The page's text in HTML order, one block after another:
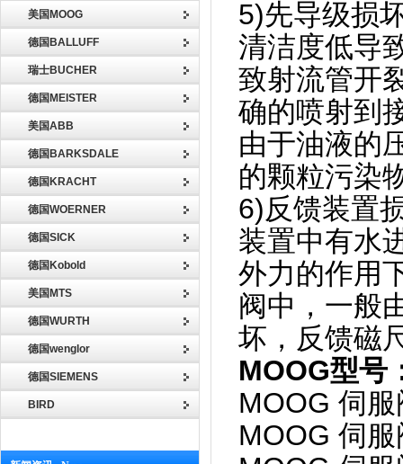
美国MOOG
德国BALLUFF
瑞士BUCHER
德国MEISTER
美国ABB
德国BARKSDALE
德国KRACHT
德国WOERNER
德国SICK
德国Kobold
美国MTS
德国WURTH
德国wenglor
德国SIEMENS
BIRD
5)先导级损
清洁度低导
致射流管开
确的喷射到
由于油液的
的颗粒污染
6)反馈装置
装置中有水
外力的作用
阀中，一般
坏，反馈磁
MOOG型号
MOOG 伺
MOOG 伺